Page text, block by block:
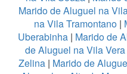
Marido de Aluguel na
na Vila Tramontano|
Uberabinha | Marido de
de Aluguel na Vila Vera
Zelina | Marido de